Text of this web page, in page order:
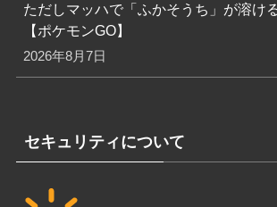
ただしマッハで「ふかそうち」が溶け
【ポケモンGO】
2026年8月7日
セキュリティについて